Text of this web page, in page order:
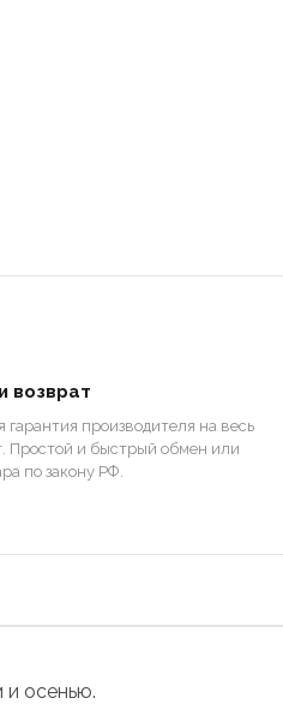
возврат
производителя на весь
Простой и быстрый обмен или
по закону РФ.
осенью.